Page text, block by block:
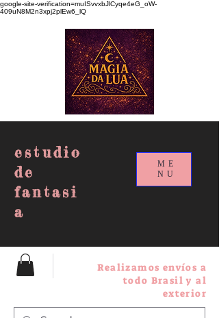
google-site-verification=muISvvxbJlCyqe4eG_oW-
409uN8M2n3xpj2plEw6_lQ
estudio
de
fantasi
a
ME
NU
Realizamos envíos a
todo Brasil y al
exterior